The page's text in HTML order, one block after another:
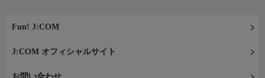
Fun! J:COM
J:COM オフィシャルサイト